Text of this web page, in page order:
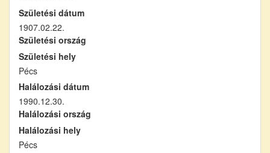
Születési dátum
1907.02.22.
Születési ország
Születési hely
Pécs
Halálozási dátum
1990.12.30.
Halálozási ország
Halálozási hely
Pécs